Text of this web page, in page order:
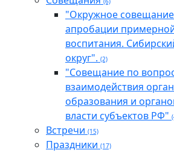
"Окружное
апробации
воспитания.
округ". (2)
"Совещание по
взаимодействия
образования и
власти субъектов РФ"
Встречи (15)
Праздники (17)